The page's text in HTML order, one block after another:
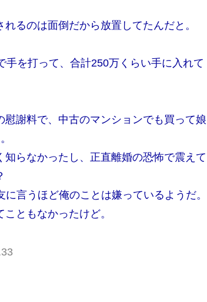
るのは面倒だから放置してたんだと。
を打って、合計250万くらい手に入れて
謝料で、中古のマンションでも買って娘
らなかったし、正直離婚の恐怖で震えて
言うほど俺のことは嫌っているようだ。
ともなかったけど。